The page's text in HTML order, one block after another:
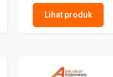
Lihat produk